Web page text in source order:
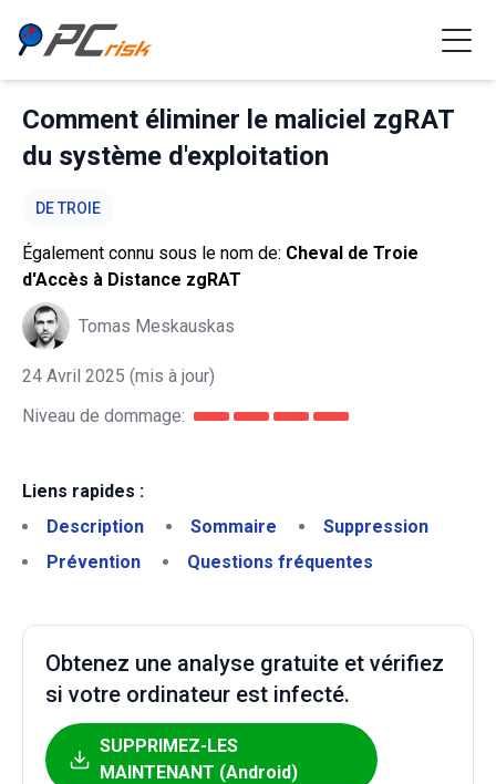
Comment éliminer le maliciel zgRAT
du système d'exploitation
DE TROIE
Également connu sous le nom de: Cheval de Troie
d'Accès à Distance zgRAT
Tomas Meskauskas
24 Avril 2025 (mis à jour)
Niveau de dommage:
Liens rapides :
Description
Sommaire
Suppression
Prévention
Questions fréquentes
Obtenez une analyse gratuite et vérifiez
si votre ordinateur est infecté.
SUPPRIMEZ-LES
MAINTENANT (Android)